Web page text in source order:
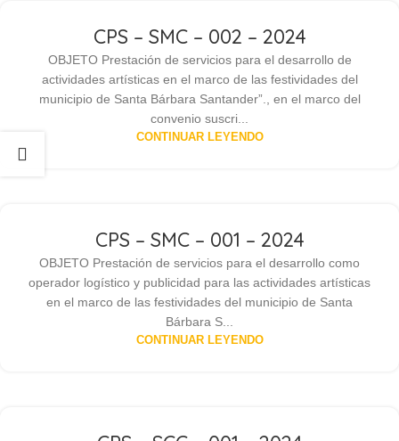
CPS – SMC – 002 – 2024
OBJETO Prestación de servicios para el desarrollo de
actividades artísticas en el marco de las festividades del
municipio de Santa Bárbara Santander”., en el marco del
convenio suscri...
CONTINUAR LEYENDO
CPS – SMC – 001 – 2024
OBJETO Prestación de servicios para el desarrollo como
operador logístico y publicidad para las actividades artísticas
en el marco de las festividades del municipio de Santa
Bárbara S...
CONTINUAR LEYENDO